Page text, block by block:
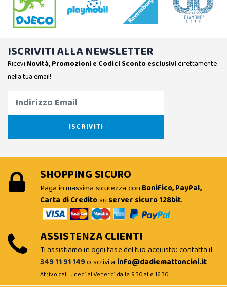
ISCRIVITI ALLA NEWSLETTER
Ricevi Novità, Promozioni e Codici Sconto esclusividirettamente
nella tua email!
SHOPPING SICURO
Paga in massima sicurezza con Bonifico, PayPal,
Carta di Creditosu server sicuro 128bit.
ASSISTENZA CLIENTI
Ti assistiamo in ogni fase del tuo acquisto: contatta il
349 11 91 149o scrivi a info@dadiemattoncini.it
Attivo dal Lunedì al Venerdì dalle 9:30 alle 16:30